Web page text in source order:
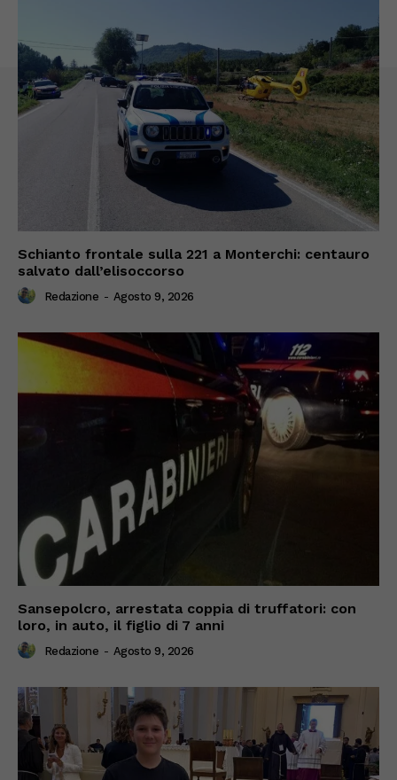
Schianto frontale sulla 221 a Monterchi: centauro
salvato dall’elisoccorso
Redazione - Agosto 9, 2026
Sansepolcro, arrestata coppia di truffatori: con
loro, in auto, il figlio di 7 anni
Redazione - Agosto 9, 2026